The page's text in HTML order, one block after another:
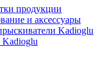
продукции
и аксессуары
Kadioglu
Kadioglu